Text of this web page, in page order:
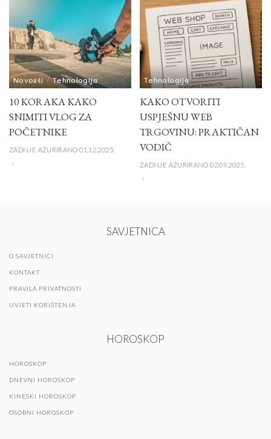
Novosti Tehnologija
10 KORAKA KAKO
SNIMITI VLOG ZA
POČETNIKE
ZADNJE AŽURIRANO 01.12.2025.
Tehnologija
KAKO OTVORITI
USPJEŠNU WEB
TRGOVINU: PRAKTIČAN
VODIČ
ZADNJE AŽURIRANO 02.09.2025.
SAVJETNICA
O SAVJETNICI
KONTAKT
PRAVILA PRIVATNOSTI
UVJETI KORIŠTENJA
HOROSKOP
HOROSKOP
DNEVNI HOROSKOP
KINESKI HOROSKOP
OSOBNI HOROSKOP